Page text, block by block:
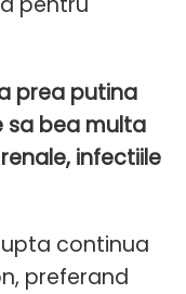
prea putina
sa bea multa
infectiile
continua
preferand